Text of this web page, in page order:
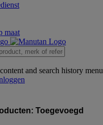
maat
and search history menu
Toegevoegd